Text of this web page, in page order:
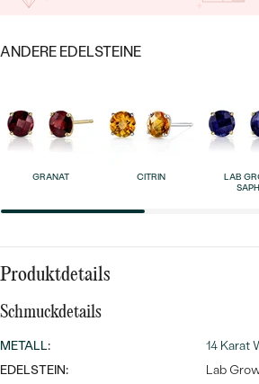
Eheringe
ANSCHAUEN
MIT EDELSTEIN
GOLD
PLATIN
PERLENSCHMUCK
PERSONALISIERT
SYMBOLISCH
NACH ANLASS
LUXURIÖSE
ANDERE EDELSTEINE
GRANAT CITRIN
LAB
Produktdetails
Schmuckdetails
METALL:
14 Karat
EDELSTEIN:
Lab